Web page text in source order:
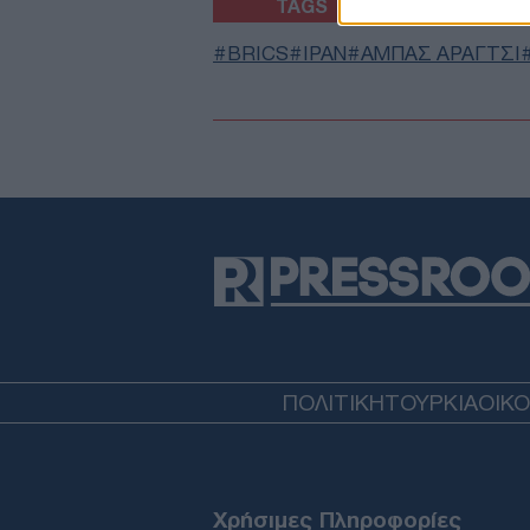
TAGS
BRICS ΙΡΑΝ ΑΜΠΑΣ ΑΡΑΓΤΣΙ
ΠΟΛΙΤΙΚΗΤΟΥΡΚΙΑ
Χρήσιμες Πληροφορίες